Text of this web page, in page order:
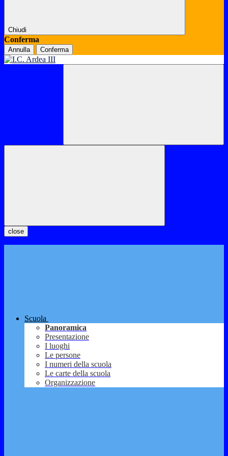
Chiudi
Conferma
Annulla Conferma
close
Scuola
Panoramica
Presentazione
I luoghi
Le persone
I numeri della scuola
Le carte della scuola
Organizzazione